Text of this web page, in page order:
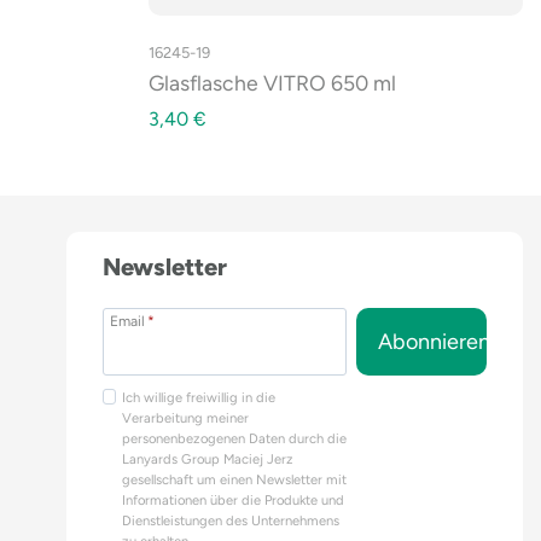
16245-19
Glasflasche VITRO 650 ml
3,40 €
Newsletter
Email *
Ich willige freiwillig in die
Verarbeitung meiner
personenbezogenen Daten durch die
Lanyards Group Maciej Jerz
gesellschaft um einen Newsletter mit
Informationen über die Produkte und
Dienstleistungen des Unternehmens
Abonnieren